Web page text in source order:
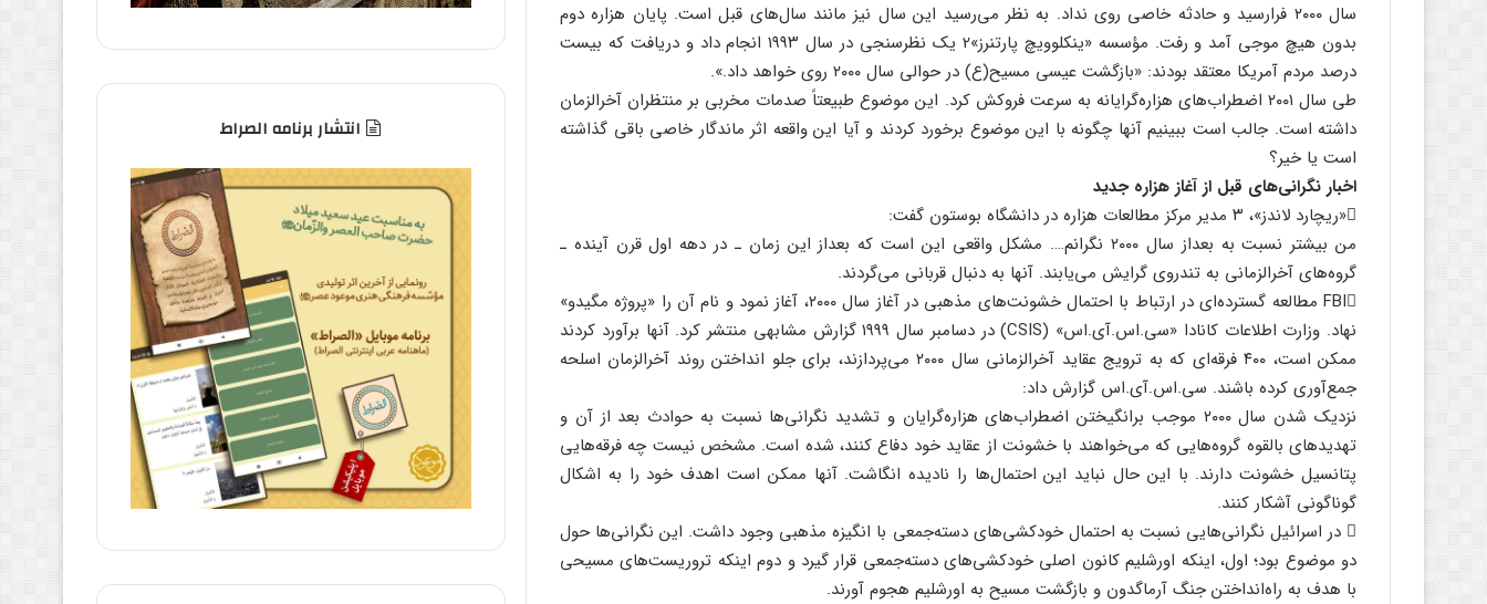
سال ۲۰۰۰ فرارسید و حادثه خاصی روی نداد. به نظر می‌رسید این سال نیز مانند سال‌های قبل است. پایان هزاره دوم
بدون هیچ موجی آمد و رفت. مؤسسه «ینکلوویچ پارتنرز»2 یک نظرسنجی در سال ۱۹۹۳ انجام داد و دریافت که بیست
درصد مردم آمریکا معتقد بودند: «بازگشت عیسی مسیح(ع) در حوالی سال ۲۰۰۰ روی خواهد داد.».
طی سال ۲۰۰۱ اضطراب‌های هزاره‌گرایانه به سرعت فروکش کرد. این موضوع طبیعتاً صدمات مخربی بر منتظران آخرالزمان
داشته است. جالب است ببینیم آنها چگونه با این موضوع برخورد کردند و آیا این واقعه اثر ماندگار خاصی باقی گذاشته
است یا خیر؟
اخبار نگرانی‌های قبل از آغاز هزاره جدید
«ریچارد لاندز»، ۳ مدیر مرکز مطالعات هزاره در دانشگاه بوستون گفت:
من بیشتر نسبت به بعداز سال ۲۰۰۰ نگرانم…. مشکل واقعی این است که بعداز این زمان ـ در دهه اول قرن آینده ـ
گروه‌های آخرالزمانی به تندروی گرایش می‌یابند. آنها به دنبال قربانی می‌گردند.
FBI مطالعه گسترده‌ای در ارتباط با احتمال خشونت‌های مذهبی در آغاز سال ۲۰۰۰، آغاز نمود و نام آن را «پروژه مگیدو»
نهاد. وزارت اطلاعات کانادا «سی.اس.آی.اس» (CSIS) در دسامبر سال ۱۹۹۹ گزارش مشابهی منتشر کرد. آنها برآورد کردند
ممکن است، ۴۰۰ فرقه‌ای که به ترویج عقاید آخرالزمانی سال ۲۰۰۰ می‌پردازند، برای جلو انداختن روند آخرالزمان اسلحه
جمع‌آوری کرده باشند. سی.اس.آی.اس گزارش داد:
نزدیک شدن سال ۲۰۰۰ موجب برانگیختن اضطراب‌های هزاره‌گرایان و تشدید نگرانی‌ها نسبت به حوادث بعد از آن و
تهدیدهای بالقوه گروه‌هایی که می‌خواهند با خشونت از عقاید خود دفاع کنند، شده است. مشخص نیست چه فرقه‌هایی
پتانسیل خشونت دارند. با این حال نباید این احتمال‌ها را نادیده انگاشت. آنها ممکن است اهدف خود را به اشکال
گوناگونی آشکار کنند.
 در اسرائیل نگرانی‌هایی نسبت به احتمال خودکشی‌های دسته‌جمعی با انگیزه مذهبی وجود داشت. این نگرانی‌ها حول
دو موضوع بود؛ اول، اینکه اورشلیم کانون اصلی خودکشی‌های دسته‌جمعی قرار گیرد و دوم اینکه تروریست‌های مسیحی
با هدف به راه‌انداختن جنگ آرماگدون و بازگشت مسیح به اورشلیم هجوم آورند.
انتشار برنامه الصراط